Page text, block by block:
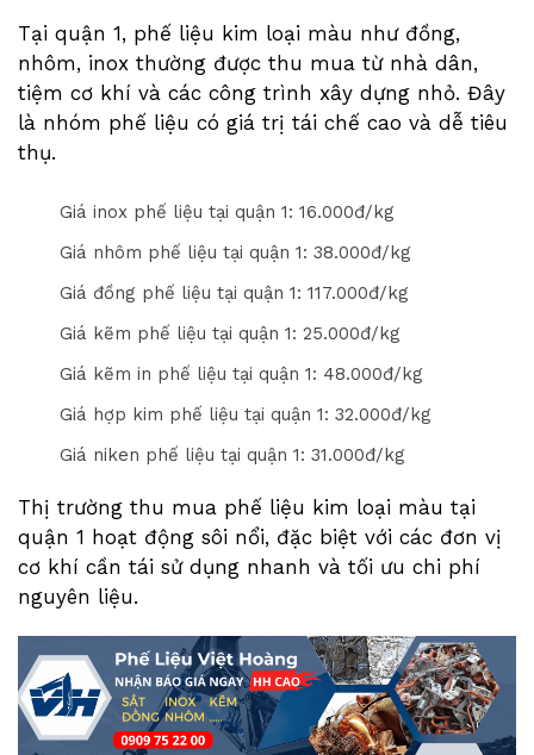
Tại quận 1, phế liệu kim loại màu như đồng,
nhôm, inox thường được thu mua từ nhà dân,
tiệm cơ khí và các công trình xây dựng nhỏ. Đây
là nhóm phế liệu có giá trị tái chế cao và dễ tiêu
thụ.
Giá inox phế liệu tại quận 1: 16.000đ/kg
Giá nhôm phế liệu tại quận 1: 38.000đ/kg
Giá đồng phế liệu tại quận 1: 117.000đ/kg
Giá kẽm phế liệu tại quận 1: 25.000đ/kg
Giá kẽm in phế liệu tại quận 1: 48.000đ/kg
Giá hợp kim phế liệu tại quận 1: 32.000đ/kg
Giá niken phế liệu tại quận 1: 31.000đ/kg
Thị trường thu mua phế liệu kim loại màu tại
quận 1 hoạt động sôi nổi, đặc biệt với các đơn vị
cơ khí cần tái sử dụng nhanh và tối ưu chi phí
nguyên liệu.